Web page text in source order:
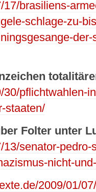
brasiliens-
schlage-zu-
pflichtwahlen-
staaten/
Folter unter
senator-
nicht-
2009/01/